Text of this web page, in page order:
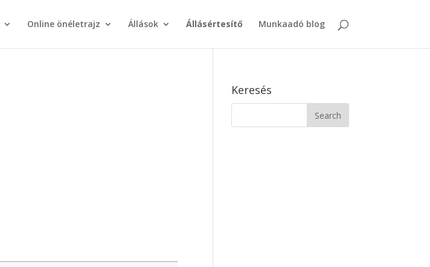
Online önéletrajz Állások Állásértesítő Munkaadó blog
Keresés